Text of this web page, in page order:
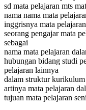
sd mata pelajaran mts
nama nama mata
inggrisnya mata
seorang pengajar mata
sebagai
nama mata pelajaran
hubungan bidang studi
pelajaran lainnya
dalam struktur
artinya mata pelajaran
tujuan mata pelajaran